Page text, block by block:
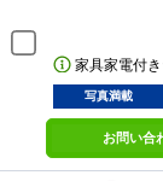
家具家電付
写真満載
お問い合